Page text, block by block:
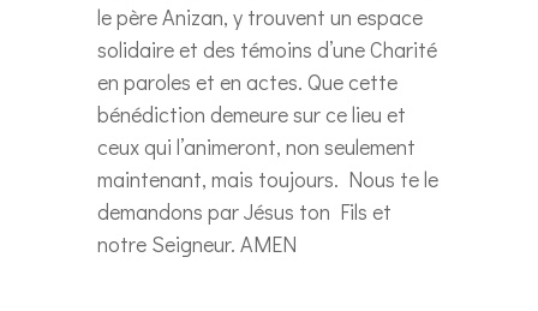
le père Anizan, y trouvent un espace
solidaire et des témoins d’une Charité
en paroles et en actes. Que cette
bénédiction demeure sur ce lieu et
ceux qui l’animeront, non seulement
maintenant, mais toujours. Nous te le
demandons par Jésus ton Fils et
notre Seigneur. AMEN